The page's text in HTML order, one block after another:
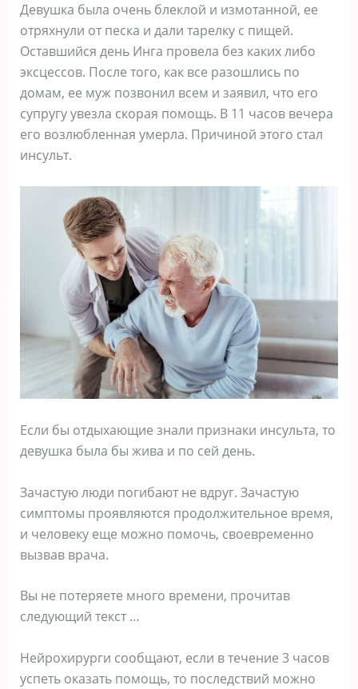
Девушка была очень блеклой и измотанной, ее
отряхнули от песка и дали тарелку с пищей.
Оставшийся день Инга провела без каких либо
эксцессов. После того, как все разошлись по
домам, ее муж позвонил всем и заявил, что его
супругу увезла скорая помощь. В 11 часов вечера
его возлюбленная умерла. Причиной этого стал
инсульт.
Если бы отдыхающие знали признаки инсульта, то
девушка была бы жива и по сей день.
Зачастую люди погибают не вдруг. Зачастую
симптомы проявляются продолжительное время,
и человеку еще можно помочь, своевременно
вызвав врача.
Вы не потеряете много времени, прочитав
следующий текст …
Нейрохирурги сообщают, если в течение 3 часов
успеть оказать помощь, то последствий можно